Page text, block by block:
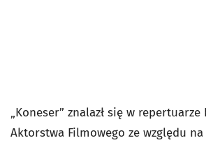
„Koneser” znalazł się w repertuarze
Aktorstwa Filmowego ze względu